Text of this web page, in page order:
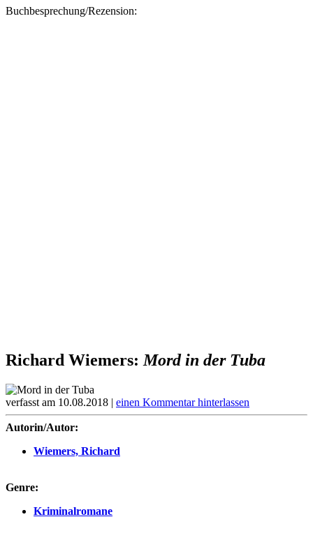
Buchbesprechung/Rezension:
Richard Wiemers: Mord in der Tuba
verfasst am 10.08.2018 | einen Kommentar hinterlassen
Autorin/Autor:
Wiemers, Richard
Genre:
Kriminalromane